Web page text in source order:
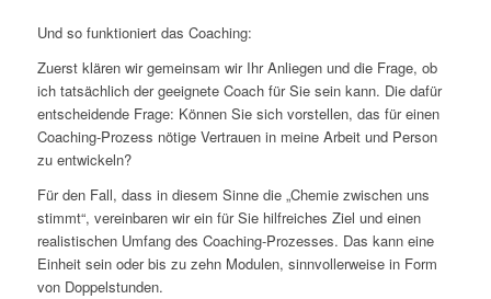
Und so funktioniert das Coaching:
Zuerst klären wir gemeinsam wir Ihr Anliegen und die Frage, ob
ich tatsächlich der geeignete Coach für Sie sein kann. Die dafür
entscheidende Frage: Können Sie sich vorstellen, das für einen
Coaching-Prozess nötige Vertrauen in meine Arbeit und Person
zu entwickeln?
Für den Fall, dass in diesem Sinne die „Chemie zwischen uns
stimmt“, vereinbaren wir ein für Sie hilfreiches Ziel und einen
realistischen Umfang des Coaching-Prozesses. Das kann eine
Einheit sein oder bis zu zehn Modulen, sinnvollerweise in Form
von Doppelstunden.